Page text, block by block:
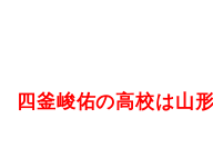
四釜峻佑の高校は山